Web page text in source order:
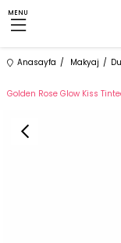
MENU
Anasayfa Makyaj
Golden Rose Glow Kiss